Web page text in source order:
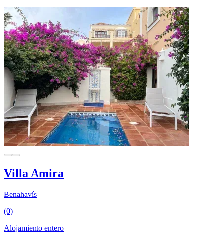
Villa Amira
Benahavís
(0)
Alojamiento entero